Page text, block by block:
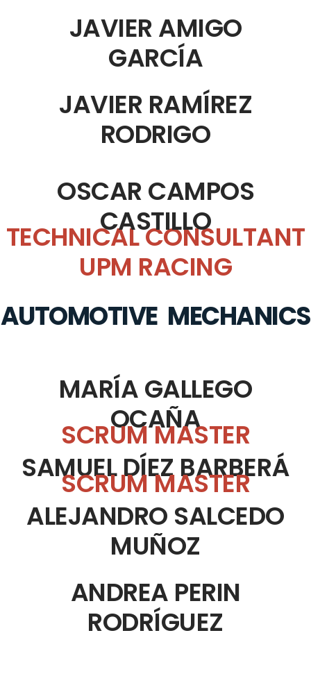
JAVIER AMIGO
GARCÍA
JAVIER RAMÍREZ
RODRIGO
TECHNICAL CONSULTANT
UPM RACING
OSCAR CAMPOS
CASTILLO
AUTOMOTIVE MECHANICS
MARÍA GALLEGO
OCAÑA
SCRUM MASTER
SAMUEL DÍEZ BARBERÁ
SCRUM MASTER
ALEJANDRO SALCEDO
MUÑOZ
ANDREA PERIN
RODRÍGUEZ